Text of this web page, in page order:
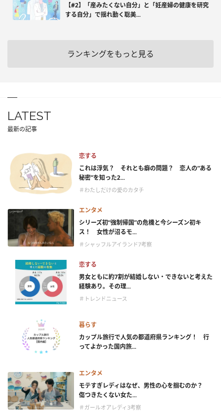
【#2】「産みたくない自分」と「妊産婦の健康を研究
する自分」で揺れ動く聡美...
ランキングをもっと見る
LATEST
最新の記事
恋する
これは浮気？ それとも癖の問題？ 恋人の“ある
秘密”を知った2...
＃わたしだけの愛のカタチ
エンタメ
シリーズ初“強制帰国”の危機と今シーズン初キ
ス！ 女性が沼るモ...
＃シャッフルアイランド7考察
恋する
男女ともに約7割が結婚しない・できないと考えた
経験あり。その理...
＃トレンドニュース
暮らす
カップル旅行で人気の都道府県ランキング！ 行
ってよかった国内旅...
エンタメ
モテすぎレディはなぜ、男性の心を掴むのか？
傷つきたくない女た...
＃ガールオアレディ3考察